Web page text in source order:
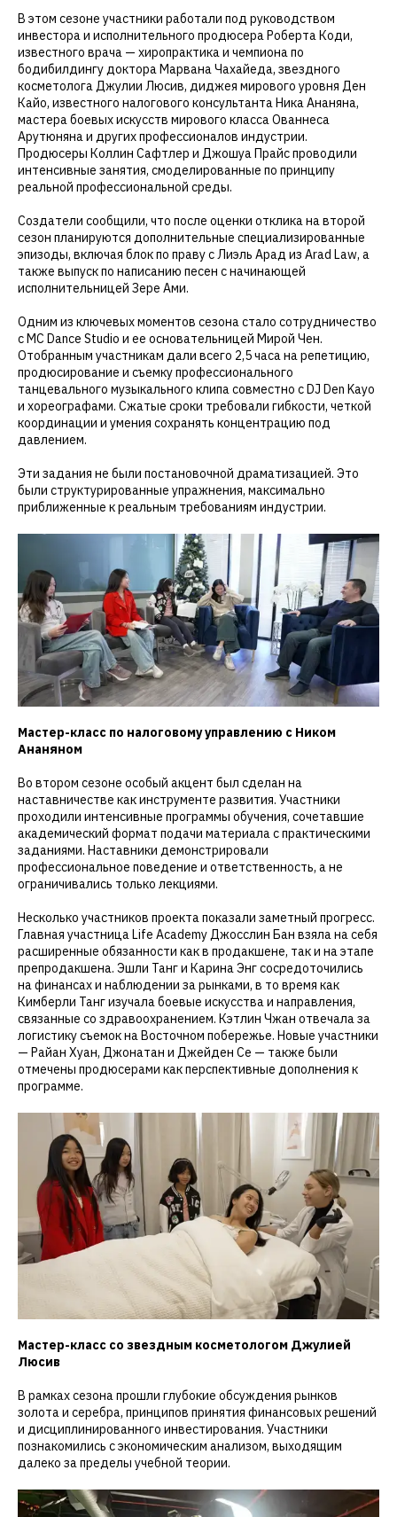
В этом сезоне участники работали под руководством
инвестора и исполнительного продюсера Роберта Коди,
известного врача — хиропрактика и чемпиона по
бодибилдингу доктора Марвана Чахайеда, звездного
косметолога Джулии Люсив, диджея мирового уровня Ден
Кайо, известного налогового консультанта Ника Ананяна,
мастера боевых искусств мирового класса Ованнеса
Арутюняна и других профессионалов индустрии.
Продюсеры Коллин Сафтлер и Джошуа Прайс проводили
интенсивные занятия, смоделированные по принципу
реальной профессиональной среды.
Создатели сообщили, что после оценки отклика на второй
сезон планируются дополнительные специализированные
эпизоды, включая блок по праву с Лиэль Арад из Arad Law, а
также выпуск по написанию песен с начинающей
исполнительницей Зере Ами.
Одним из ключевых моментов сезона стало сотрудничество
с MC Dance Studio и ее основательницей Мирой Чен.
Отобранным участникам дали всего 2,5 часа на репетицию,
продюсирование и съемку профессионального
танцевального музыкального клипа совместно с DJ Den Kayo
и хореографами. Сжатые сроки требовали гибкости, четкой
координации и умения сохранять концентрацию под
давлением.
Эти задания не были постановочной драматизацией. Это
были структурированные упражнения, максимально
приближенные к реальным требованиям индустрии.
Мастер-класс по налоговому управлению с Ником
Ананяном
Во втором сезоне особый акцент был сделан на
наставничестве как инструменте развития. Участники
проходили интенсивные программы обучения, сочетавшие
академический формат подачи материала с практическими
заданиями. Наставники демонстрировали
профессиональное поведение и ответственность, а не
ограничивались только лекциями.
Несколько участников проекта показали заметный прогресс.
Главная участница Life Academy Джосслин Бан взяла на себя
расширенные обязанности как в продакшене, так и на этапе
препродакшена. Эшли Танг и Карина Энг сосредоточились
на финансах и наблюдении за рынками, в то время как
Кимберли Танг изучала боевые искусства и направления,
связанные со здравоохранением. Кэтлин Чжан отвечала за
логистику съемок на Восточном побережье. Новые участники
— Райан Хуан, Джонатан и Джейден Се — также были
отмечены продюсерами как перспективные дополнения к
программе.
Мастер-класс со звездным косметологом Джулией
Люсив
В рамках сезона прошли глубокие обсуждения рынков
золота и серебра, принципов принятия финансовых решений
и дисциплинированного инвестирования. Участники
познакомились с экономическим анализом, выходящим
далеко за пределы учебной теории.